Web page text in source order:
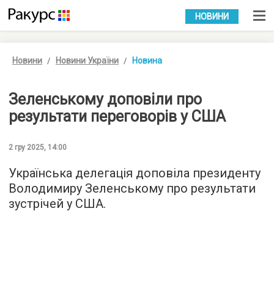
УКР РУС
НОВИНИ
Новини Новини України Новина
Зеленському доповіли про
результати переговорів у США
2 гру 2025, 14:00
Українська делегація доповіла президенту
Володимиру Зеленському про результати
зустрічей у США.